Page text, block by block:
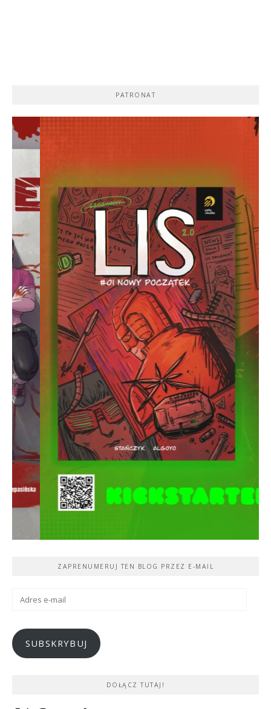
PATRONAT
ZAPRENUMERUJ TEN BLOG PRZEZ E-MAIL
Adres
SUBSKRYBUJ
DOŁĄCZ TUTAJ!